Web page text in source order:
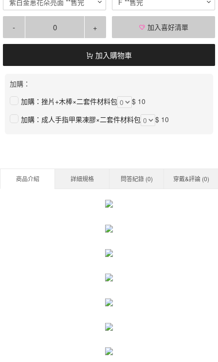
- + 加入喜好清單
加入購物車
加購：
加購：挫片+木棒×二套件材料包
$ 10
加購：成人手指甲果凍膠×二套件材料包
$ 10
商品介紹 詳細規格 問答紀錄 (0) 穿戴&評論 (0)